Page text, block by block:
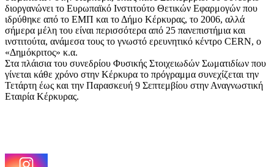
διοργανώνει το Ευρωπαϊκό Ινστιτούτο Θετικών Εφαρμογών που
ιδρύθηκε από το ΕΜΠ και το Δήμο Κέρκυρας, το 2006, αλλά
σήμερα μέλη του είναι περισσότερα από 25 πανεπιστήμια και
ινστιτούτα, ανάμεσα τους το γνωστό ερευνητικό κέντρο CERN, ο
«Δημόκριτος» κ.α.
Στα πλάισια του συνεδρίου Φυσικής Στοιχειωδών Σωματιδίων που
γίνεται κάθε χρόνο στην Κέρκυρα το πρόγραμμα συνεχίζεται την
Τετάρτη έως και την Παρασκευή 9 Σεπτεμβίου στην Αναγνωστική
Εταιρία Κέρκυρας.